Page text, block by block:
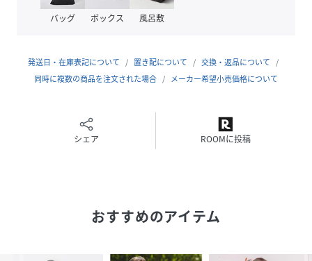
【対象カテゴリー：トドラー/TODDLER】
【注意事項】
※撮影環境による光の当たり具合やパソコン・スマートフォ
※モールサイトによって(ハイフン/-)抜きでの品番表記とな
バッグ ボックス 風呂敷
発送日・在庫表記について 置き配について
交換・返品について
同時に複数の商品を注文された場合
メーカー希望小売価格について
シェア ROOMに投稿
おすすめのアイテム